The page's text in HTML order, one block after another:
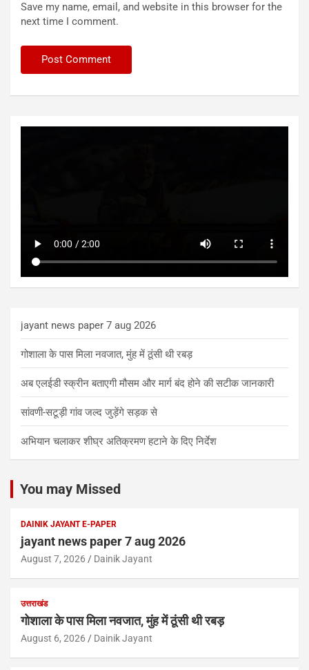
Save my name, email, and website in this browser for the
next time I comment.
jayant news paper 7 aug 2026
गोशाला के पास मिला नवजात, मुंह में ठूंसी थी रबड़
अब एलईडी स्क्रीन बताएगी मौसम और मार्ग बंद होने की सटीक जानकारी
सांवणी-सटूड़ी गांव जल्द जुड़ेंगे सड़क से
अभियान चलाकर शीघ्र अतिक्रमण हटाने के दिए निर्देश
You may Missed
DAINIK JAYANT E-PAPER
jayant news paper 7 aug 2026
August 7, 2026 Dainik Jayant
उत्तराखंड
गोशाला के पास मिला नवजात, मुंह में ठूंसी थी रबड़
August 6, 2026 Dainik Jayant